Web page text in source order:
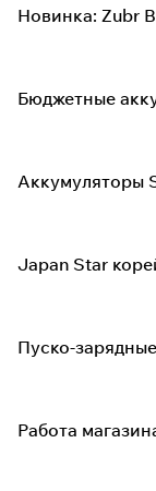
Новинка: Zubr
Бюджетные
Аккумуляторы
Japan Star
Пуско-
Работа